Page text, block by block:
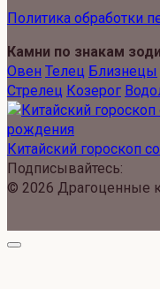
Политика обработки
Камни по знакам
Овен Телец Близнецы
Стрелец Козерог
Китайский гороскоп
Подписывайтесь:
© 2026 Драгоценные